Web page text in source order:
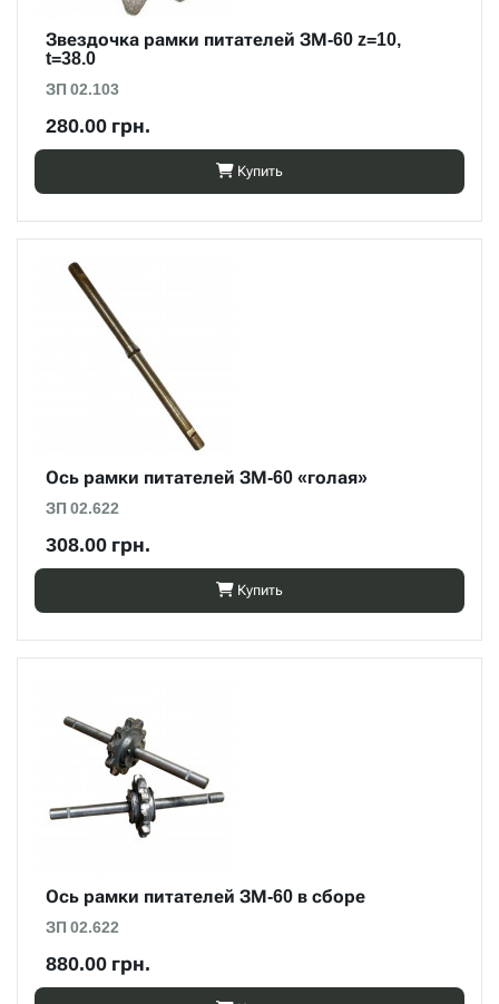
Звездочка рамки питателей ЗМ-60 z=10,
t=38.0
ЗП 02.103
280.00 грн.
Купить
Ось рамки питателей ЗМ-60 «голая»
ЗП 02.622
308.00 грн.
Купить
Ось рамки питателей ЗМ-60 в сборе
ЗП 02.622
880.00 грн.